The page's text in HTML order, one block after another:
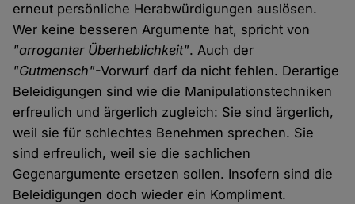
erneut persönliche Herabwürdigungen auslösen.
Wer keine besseren Argumente hat, spricht von
"arroganter Überheblichkeit". Auch der
"Gutmensch"-Vorwurf darf da nicht fehlen. Derartige
Beleidigungen sind wie die Manipulationstechniken
erfreulich und ärgerlich zugleich: Sie sind ärgerlich,
weil sie für schlechtes Benehmen sprechen. Sie
sind erfreulich, weil sie die sachlichen
Gegenargumente ersetzen sollen. Insofern sind die
Beleidigungen doch wieder ein Kompliment.